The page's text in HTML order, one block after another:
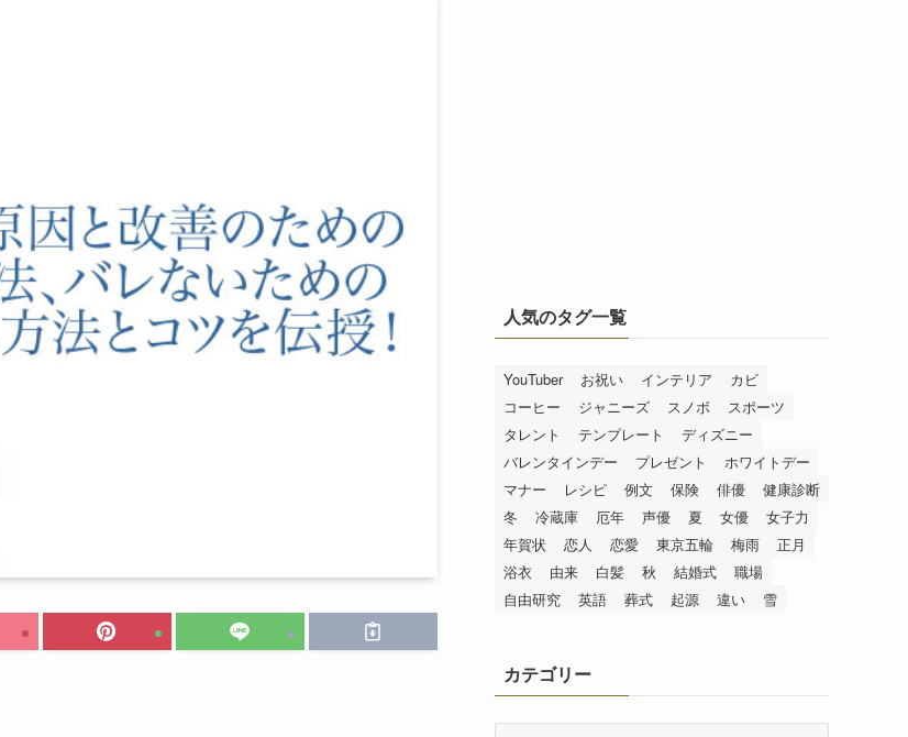
人気のタグ一覧
YouTuber お祝い インテリア
カビ
コーヒー
ジャニーズ スノボ
スポーツ
タレント
テンプレート
ディズニー
バレンタインデー
プレゼント
ホワイトデー
マナー
レシピ 例文 保険 俳優
健康診断
冬
冷蔵庫 厄年 声優 夏 女優
女子力
年賀状
恋人 恋愛 東京五輪 梅雨
正月
浴衣
由来 白髪 秋 結婚式
職場
自由研究
英語 葬式 起源 違い 雪
カテゴリー